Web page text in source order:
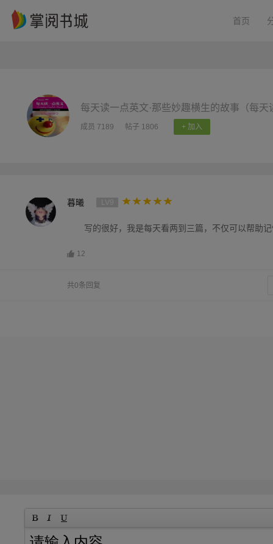
首页
每天读一点英文·那些妙趣横生的故事（每
成员 7189 帖子 1806 + 加入
暮曦
写的很好，我是每天看两到三篇，不仅可以帮助
12
共0条回复